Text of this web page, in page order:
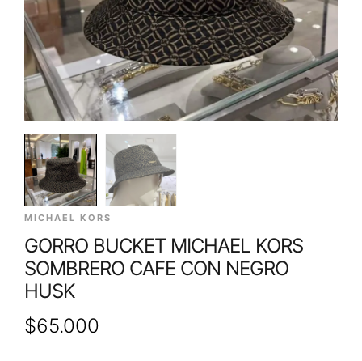
MICHAEL KORS
GORRO BUCKET MICHAEL KORS
SOMBRERO CAFE CON NEGRO
HUSK
$65.000